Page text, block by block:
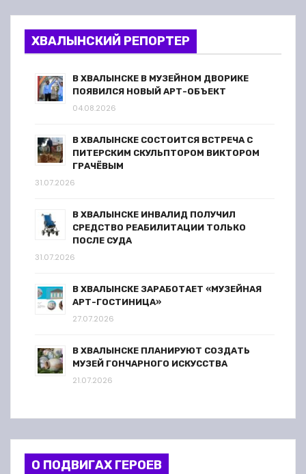
ХВАЛЫНСКИЙ РЕПОРТЕР
В ХВАЛЫНСКЕ В МУЗЕЙНОМ ДВОРИКЕ
ПОЯВИЛСЯ НОВЫЙ АРТ-ОБЪЕКТ
04.08.2026
В ХВАЛЫНСКЕ СОСТОИТСЯ ВСТРЕЧА С
ПИТЕРСКИМ СКУЛЬПТОРОМ ВИКТОРОМ
ГРАЧЁВЫМ
31.07.2026
В ХВАЛЫНСКЕ ИНВАЛИД ПОЛУЧИЛ
СРЕДСТВО РЕАБИЛИТАЦИИ ТОЛЬКО
ПОСЛЕ СУДА
31.07.2026
В ХВАЛЫНСКЕ ЗАРАБОТАЕТ «МУЗЕЙНАЯ
АРТ-ГОСТИНИЦА»
27.07.2026
В ХВАЛЫНСКЕ ПЛАНИРУЮТ СОЗДАТЬ
МУЗЕЙ ГОНЧАРНОГО ИСКУССТВА
21.07.2026
О ПОДВИГАХ ГЕРОЕВ